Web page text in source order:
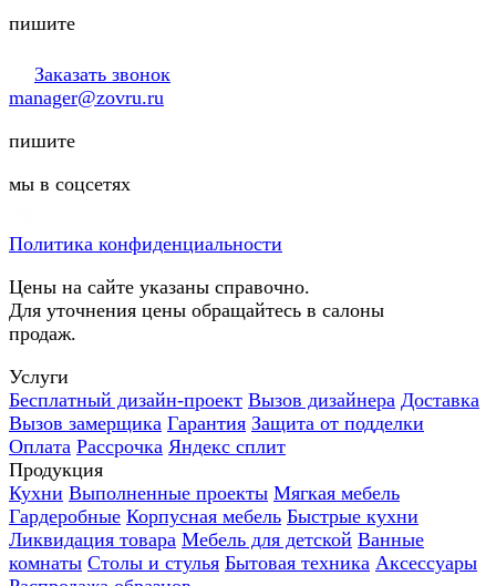
пишите
Заказать звонок
manager@zovru.ru
пишите
мы в соцсетях
Политика конфиденциальности
Цены на сайте указаны справочно.
Для уточнения цены обращайтесь в салоны
продаж.
Услуги
Бесплатный дизайн-проект Вызов дизайнера Доставка
Вызов замерщика Гарантия Защита от подделки
Оплата Рассрочка Яндекс сплит
Продукция
Кухни Выполненные проекты Мягкая мебель
Гардеробные Корпусная мебель Быстрые кухни
Ликвидация товара Мебель для детской Ванные
комнаты Столы и стулья Бытовая техника Аксессуары